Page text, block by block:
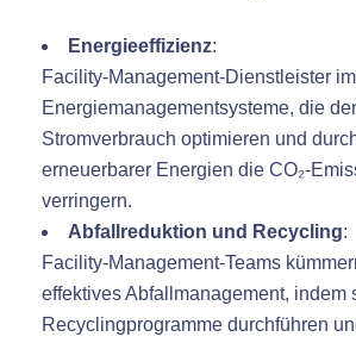
Energieeffizienz:
Facility-Management-Dienstleister
Energiemanagementsysteme, die
Stromverbrauch optimieren und
erneuerbarer Energien die CO₂-
verringern.
Abfallreduktion und Recycling:
Facility-Management-Teams
effektives Abfallmanagement, indem
Recyclingprogramme durchführen